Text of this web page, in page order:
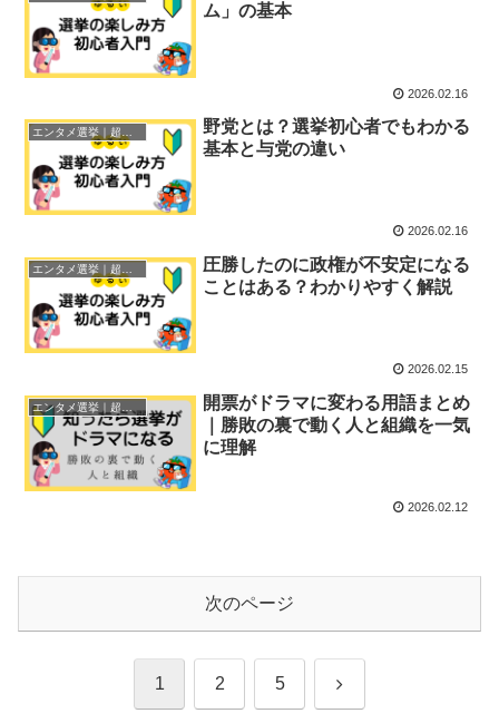
ム」の基本
2026.02.16
野党とは？選挙初心者でもわかる
基本と与党の違い
2026.02.16
エンタメ選挙｜超初心者ガイド
圧勝したのに政権が不安定になる
ことはある？わかりやすく解説
2026.02.15
開票がドラマに変わる用語まとめ
｜勝敗の裏で動く人と組織を一気
に理解
2026.02.12
次のページ
1 2 5 次